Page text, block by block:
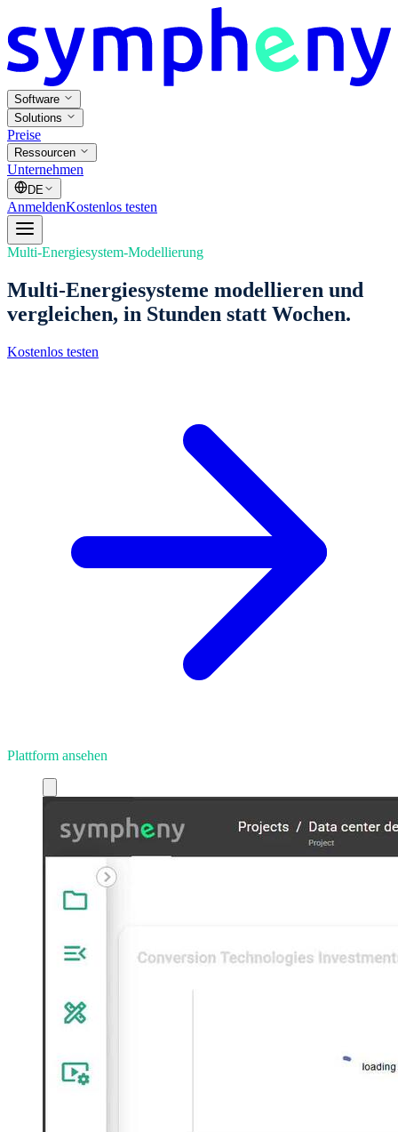
Software
Solutions
Preise
Ressourcen
Unternehmen
DE
AnmeldenKostenlos testen
Multi-Energiesystem-Modellierung
Multi-Energiesysteme modellieren und
vergleichen, in Stunden statt Wochen.
Kostenlos testen
Plattform ansehen